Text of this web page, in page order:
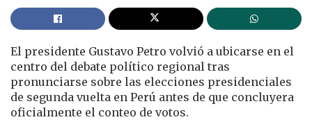
El presidente Gustavo Petro volvió a ubicarse en el
centro del debate político regional tras
pronunciarse sobre las elecciones presidenciales
de segunda vuelta en Perú antes de que concluyera
oficialmente el conteo de votos.